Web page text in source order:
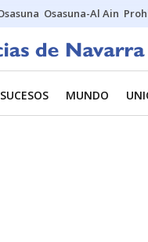
Osasuna-Al Ain
SUCESOS MUNDO